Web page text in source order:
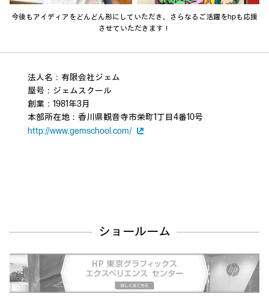
今後もアイディアをどんどん形にしていただき、さらなるご活躍をhpも応援
させていただきます！
法人名：有限会社ジェム
屋号：ジェムスクール
創業：1981年3月
本部所在地：香川県観音寺市栄町1丁目4番10号
http://www.gemschool.com/
ショールーム